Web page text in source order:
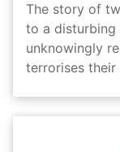
The story of
to a disturbing
unknowingly
terrorises their